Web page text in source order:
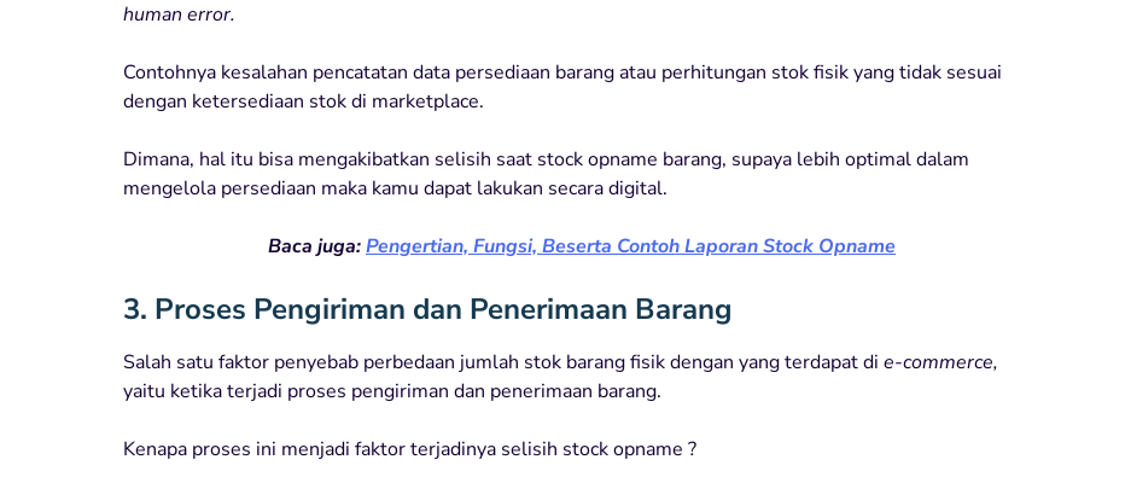
human error.
Contohnya kesalahan pencatatan data persediaan barang atau perhitungan stok fisik yang tidak sesuai
dengan ketersediaan stok di marketplace.
Dimana, hal itu bisa mengakibatkan selisih saat stock opname barang, supaya lebih optimal dalam
mengelola persediaan maka kamu dapat lakukan secara digital.
Baca juga:Pengertian, Fungsi, Beserta Contoh Laporan Stock Opname
3. Proses Pengiriman dan Penerimaan Barang
Salah satu faktor penyebab perbedaan jumlah stok barang fisik dengan yang terdapat di e-commerce,
yaitu ketika terjadi proses pengiriman dan penerimaan barang.
Kenapa proses ini menjadi faktor terjadinya selisih stock opname ?